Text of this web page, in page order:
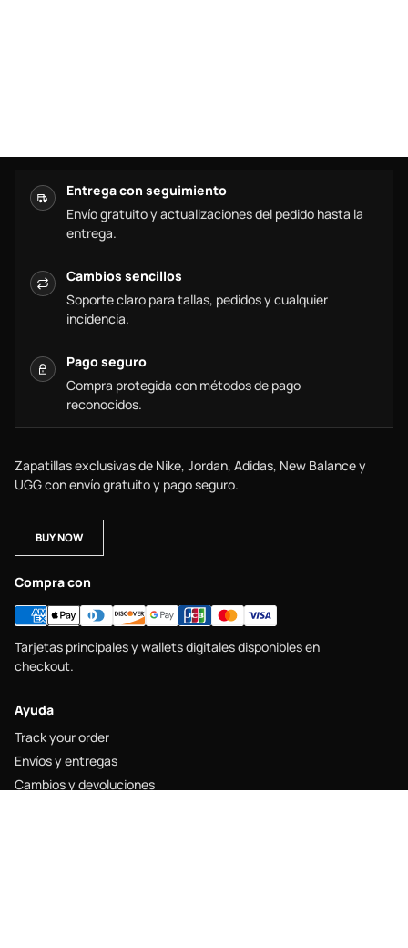
Entrega con seguimiento
Envío gratuito y actualizaciones del pedido hasta la
entrega.
Cambios sencillos
Soporte claro para tallas, pedidos y cualquier
incidencia.
Pago seguro
Compra protegida con métodos de pago
reconocidos.
Zapatillas exclusivas de Nike, Jordan, Adidas, New Balance y
UGG con envío gratuito y pago seguro.
BUY NOW
Compra con
Tarjetas principales y wallets digitales disponibles en
checkout.
Ayuda
Track your order
Envíos y entregas
Cambios y devoluciones